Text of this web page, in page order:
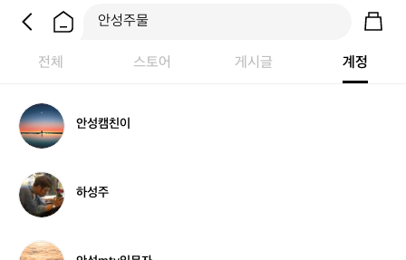
전체 스토어 게시글 계정
안
성
캠
이
안성캠친이
하
성
주
하성주
안